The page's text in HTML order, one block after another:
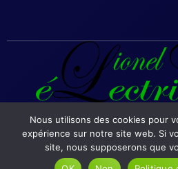
Nous utilisons des cookies pour
expérience sur notre site web. Si
site, nous supposerons que